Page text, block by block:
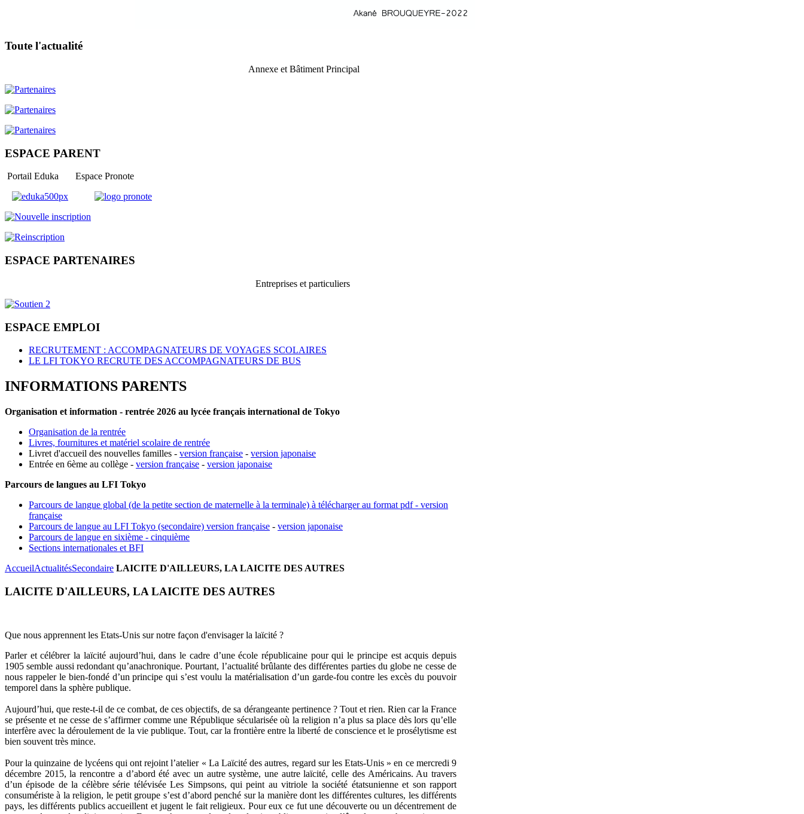
Toute l'actualité
Annexe et Bâtiment Principal
ESPACE PARENT
Portail Eduka Espace Pronote
ESPACE PARTENAIRES
Entreprises et particuliers
ESPACE EMPLOI
RECRUTEMENT : ACCOMPAGNATEURS DE VOYAGES SCOLAIRES
LE LFI TOKYO RECRUTE DES ACCOMPAGNATEURS DE BUS
INFORMATIONS PARENTS
Organisation et information - rentrée 2026 au lycée français international de Tokyo
Organisation de la rentrée
Livres, fournitures et matériel scolaire de rentrée
Livret d'accueil des nouvelles familles - version française - version japonaise
Entrée en 6ème au collège - version française - version japonaise
Parcours de langues au LFI Tokyo
Parcours de langue global (de la petite section de maternelle à la terminale) à télécharger au format pdf - version
française
Parcours de langue au LFI Tokyo (secondaire) version française - version japonaise
Parcours de langue en sixième - cinquième
Sections internationales et BFI
AccueilActualitésSecondaire LAICITE D'AILLEURS, LA LAICITE DES AUTRES
LAICITE D'AILLEURS, LA LAICITE DES AUTRES
Que nous apprennent les Etats-Unis sur notre façon d'envisager la laïcité ?
Parler et célébrer la laïcité aujourd’hui, dans le cadre d’une école républicaine pour qui le principe est acquis depuis
1905 semble aussi redondant qu’anachronique. Pourtant, l’actualité brûlante des différentes parties du globe ne cesse de
nous rappeler le bien-fondé d’un principe qui s’est voulu la matérialisation d’un garde-fou contre les excès du pouvoir
temporel dans la sphère publique.
Aujourd’hui, que reste-t-il de ce combat, de ces objectifs, de sa dérangeante pertinence ? Tout et rien. Rien car la France
se présente et ne cesse de s’affirmer comme une République sécularisée où la religion n’a plus sa place dès lors qu’elle
interfère avec la déroulement de la vie publique. Tout, car la frontière entre la liberté de conscience et le prosélytisme est
bien souvent très mince.
Pour la quinzaine de lycéens qui ont rejoint l’atelier « La Laïcité des autres, regard sur les Etats-Unis » en ce mercredi 9
décembre 2015, la rencontre a d’abord été avec un autre système, une autre laïcité, celle des Américains. Au travers
d’un épisode de la célèbre série télévisée Les Simpsons, qui peint au vitriole la société étatsunienne et son rapport
consumériste à la religion, le petit groupe s’est d’abord penché sur la manière dont les différentes cultures, les différents
pays, les différents publics accueillent et jugent le fait religieux. Pour eux ce fut une découverte ou un décentrement de